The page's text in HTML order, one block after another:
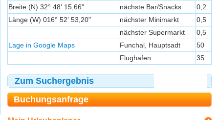
Breite (N) 32° 48' 15,66"
nächste Bar/Snacks
0,2
Länge (W) 016° 52' 53,20"
nächster Minimarkt
0,5
nächster Supermarkt
0,5
Lage in Google Maps
Funchal, Hauptsadt
50
Flughafen
35
Zum Suchergebnis
Buchungsanfrage